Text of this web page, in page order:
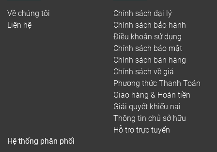
Về chúng tôi
Liên hệ
Chính sách đại lý
Chính sách bảo hành
Điều khoản sử dụng
Chính sách bảo mật
Chính sách bán hàng
Chính sách về giá
Phương thức Thanh Toán
Giao hàng & Hoàn tiền
Giải quyết khiếu nại
Thông tin chủ sở hữu
Hỗ trợ trực tuyến
Hệ thống phân phối